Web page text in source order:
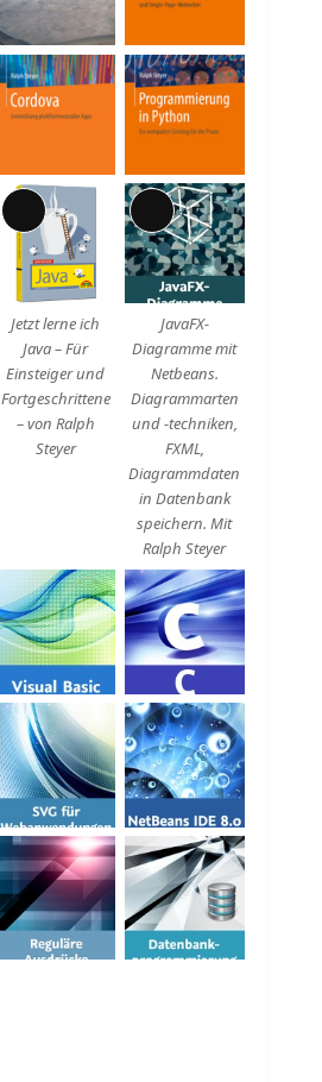
Lange
Beschreibung
Jetzt lerne ich
Java – Für
Einsteiger und
Fortgeschrittene
– von Ralph
Steyer
Lange
Beschreibung
JavaFX-
Diagramme mit
Netbeans.
Diagrammarten
und -techniken,
FXML,
Diagrammdaten
in Datenbank
speichern. Mit
Ralph Steyer